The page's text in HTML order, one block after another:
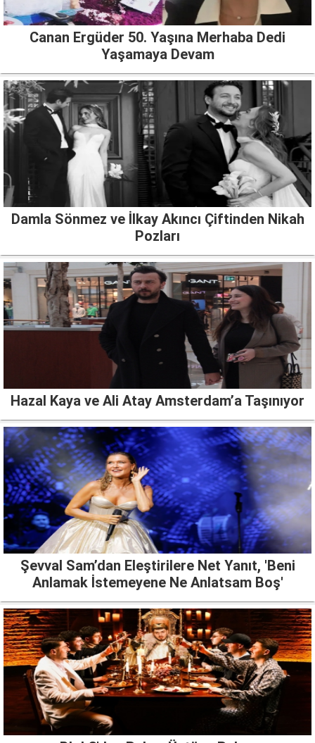
Canan Ergüder 50. Yaşına Merhaba Dedi
Yaşamaya Devam
Damla Sönmez ve İlkay Akıncı Çiftinden Nikah
Pozları
Hazal Kaya ve Ali Atay Amsterdam’a Taşınıyor
Şevval Sam’dan Eleştirilere Net Yanıt, 'Beni
Anlamak İstemeyene Ne Anlatsam Boş'